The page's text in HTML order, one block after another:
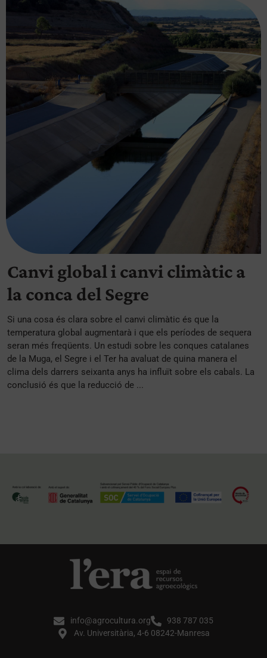
Canvi global i canvi climàtic a
la conca del Segre
Si una cosa és clara sobre el canvi climàtic és que la
temperatura global augmentarà i que els períodes de sequera
seran més freqüents. Un estudi sobre les conques catalanes
de la Muga, el Segre i el Ter ha avaluat de quina manera el
clima dels darrers seixanta anys ha influït sobre els cabals. La
conclusió és que la reducció de ...
info@agrocultura.org
938 787 035
Av. Universitària, 4-6 08242-Manresa